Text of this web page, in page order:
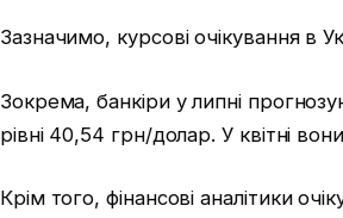
Зазначимо, курсові очікування в
Зокрема, банкіри у липні
рівні 40,54 грн/долар. У квітні
Крім того, фінансові аналітики